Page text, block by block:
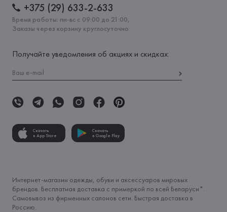
+375 (29) 633-2-633
Время работы: пн-вс с 09:00 до 21:00,
Заказы через корзину круглосуточно
Получайте уведомления об акциях и скидках:
Скачать
в App Store
Скачать
в Google Play
Интернет-магазин одежды, обуви и аксессуаров мировых
брендов. Бесплатная доставка с примеркой по всей Беларуси*.
Самовывоз из фирменных салонов сети. Быстрая доставка в
Россию.